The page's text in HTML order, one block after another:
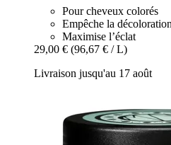
Pour cheveux colorés
Empêche la décoloration
Maximise l’éclat
29,00 € (96,67 € / L)
Livraison jusqu'au 17 août